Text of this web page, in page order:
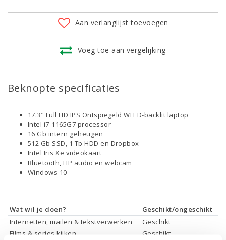
Aan verlanglijst toevoegen
Voeg toe aan vergelijking
Beknopte specificaties
17.3" Full HD IPS Ontspiegeld WLED-backlit laptop
Intel i7-1165G7 processor
16 Gb intern geheugen
512 Gb SSD, 1 Tb HDD en Dropbox
Intel Iris Xe videokaart
Bluetooth, HP audio en webcam
Windows 10
Wat wil je doen?
Geschikt/ongeschikt
Internetten, mailen & tekstverwerken
Geschikt
Films & series kijken
Geschikt